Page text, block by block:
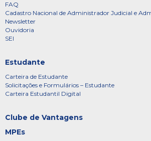
FAQ
Cadastro Nacional de Administrador Judicial e
Newsletter
Ouvidoria
SEI
Estudante
Carteira de Estudante
Solicitações e Formulários – Estudante
Carteira Estudantil Digital
Clube de Vantagens
MPEs